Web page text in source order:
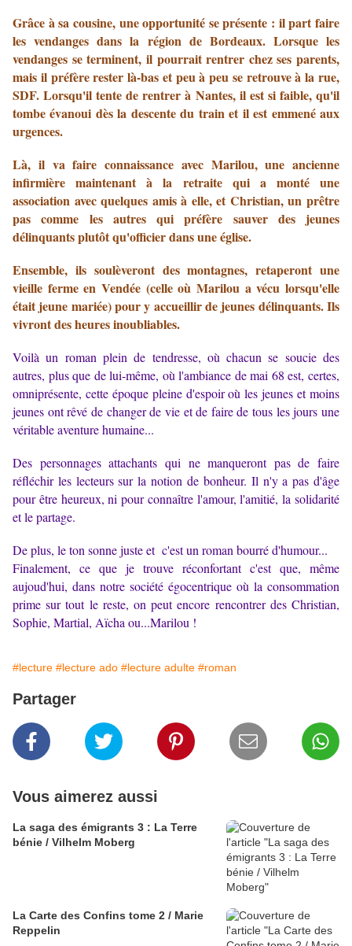
Grâce à sa cousine, une opportunité se présente : il part faire
les vendanges dans la région de Bordeaux. Lorsque les
vendanges se terminent, il pourrait rentrer chez ses parents,
mais il préfère rester là-bas et peu à peu se retrouve à la rue,
SDF. Lorsqu'il tente de rentrer à Nantes, il est si faible, qu'il
tombe évanoui dès la descente du train et il est emmené aux
urgences.
Là, il va faire connaissance avec Marilou, une ancienne
infirmière maintenant à la retraite qui a monté une
association avec quelques amis à elle, et Christian, un prêtre
pas comme les autres qui préfère sauver des jeunes
délinquants plutôt qu'officier dans une église.
Ensemble, ils soulèveront des montagnes, retaperont une
vieille ferme en Vendée (celle où Marilou a vécu lorsqu'elle
était jeune mariée) pour y accueillir de jeunes délinquants. Ils
vivront des heures inoubliables.
Voilà un roman plein de tendresse, où chacun se soucie des
autres, plus que de lui-même, où l'ambiance de mai 68 est, certes,
omniprésente, cette époque pleine d'espoir où les jeunes et moins
jeunes ont rêvé de changer de vie et de faire de tous les jours une
véritable aventure humaine...
Des personnages attachants qui ne manqueront pas de faire
réfléchir les lecteurs sur la notion de bonheur. Il n'y a pas d'âge
pour être heureux, ni pour connaître l'amour, l'amitié, la solidarité
et le partage.
De plus, le ton sonne juste et c'est un roman bourré d'humour...
Finalement, ce que je trouve réconfortant c'est que, même
aujoud'hui, dans notre société égocentrique où la consommation
prime sur tout le reste, on peut encore rencontrer des Christian,
Sophie, Martial, Aïcha ou...Marilou !
#lecture #lecture ado #lecture adulte #roman
Partager
Vous aimerez aussi
La saga des émigrants 3 : La Terre
bénie / Vilhelm Moberg
La Carte des Confins tome 2 / Marie
Reppelin